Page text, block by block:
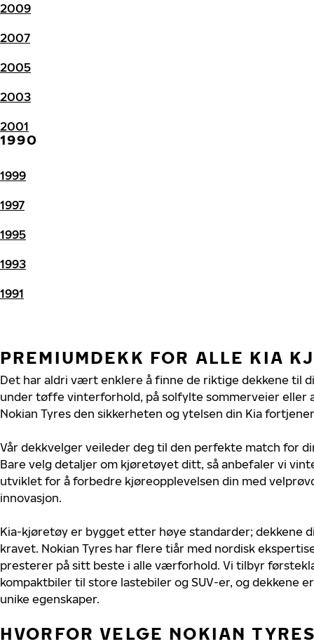
2009
2007
2005
2003
2001
1990
1999
1997
1995
1993
1991
PREMIUMDEKK FOR ALLE KIA
Det har aldri vært enklere å finne de riktige dekkene til
under tøffe vinterforhold, på solfylte sommerveier eller
Nokian Tyres den sikkerheten og ytelsen din Kia
Vår dekkvelger veileder deg til den perfekte match for
Bare velg detaljer om kjøretøyet ditt, så anbefaler vi
utviklet for å forbedre kjøreopplevelsen din med
innovasjon.
Kia-kjøretøy er bygget etter høye standarder; dekkene
kravet. Nokian Tyres har flere tiår med nordisk
presterer på sitt beste i alle værforhold. Vi tilbyr
kompaktbiler til store lastebiler og SUV-er, og dekkene
unike egenskaper.
HVORFOR VELGE NOKIAN